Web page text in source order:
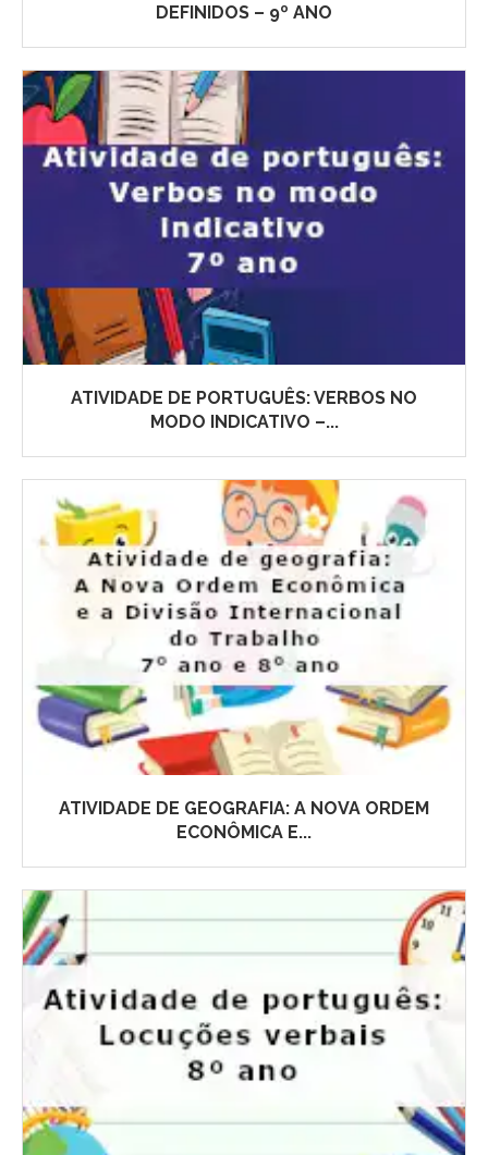
DEFINIDOS – 9º ANO
ATIVIDADE DE PORTUGUÊS: VERBOS NO
MODO INDICATIVO –...
ATIVIDADE DE GEOGRAFIA: A NOVA ORDEM
ECONÔMICA E...